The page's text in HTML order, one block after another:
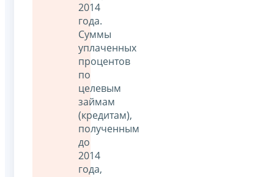
2014
года.
Суммы
уплаченных
процентов
по
целевым
займам
(кредитам),
полученным
до
2014
года,